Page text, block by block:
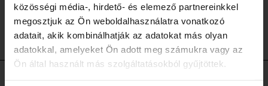
közösségi média-, hirdető- és elemező partnereinkkel
megosztjuk az Ön weboldalhasználatra vonatkozó
adatait, akik kombinálhatják az adatokat más olyan
adatokkal, amelyeket Ön adott meg számukra vagy az
Ön által használt más szolgáltatásokból gyűjtöttek.